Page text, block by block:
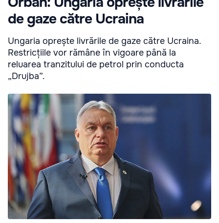
de gaze către Ucraina
Ungaria oprește livrările de gaze către Ucraina.
Restricțiile vor rămâne în vigoare până la
reluarea tranzitului de petrol prin conducta
„Drujba”.